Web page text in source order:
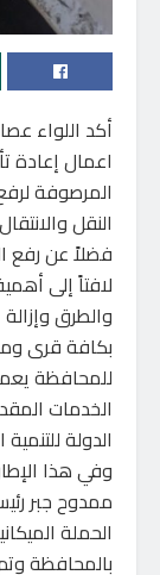
أكد اللواء
اعمال إعادة
المرصوفة
النقل
فضلاً عن رفع
لافتاً إلى
والطرق
بكافة قرى
للمحافظة
الخدمات
الدولة
وفي هذا
ممدوح جبر
الحملة